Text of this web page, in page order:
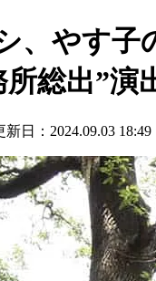
、やす
総出”演
日：2024.09.03 18:49